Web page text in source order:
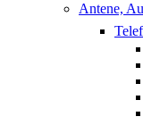
Antene,